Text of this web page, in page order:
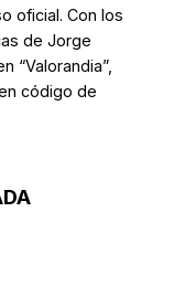
oficial. Con los
de Jorge
“Valorandia”,
código de